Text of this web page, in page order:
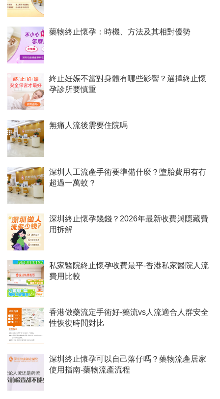
藥物終止懷孕：時機、方法及其相對優勢
終止妊娠不當對身體有哪些影響？選擇終止懷
孕診所要慎重
無痛人流後需要住院嗎
​深圳人工流產手術要準備什麼？墮胎費用有冇
超過一萬蚊？
深圳終止懷孕幾錢？2026年最新收費與隱藏費
用拆解
私家醫院終止懷孕收費最平-香港私家醫院人流
費用比較
香港做藥流定手術好-藥流vs人流適合人群安全
性恢復時間對比
深圳終止懷孕可以自己落仔嗎？藥物流產居家
使用指南-藥物流產流程